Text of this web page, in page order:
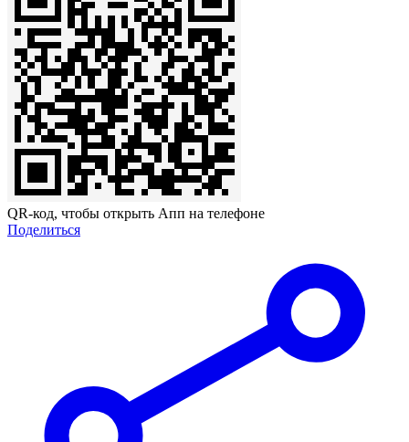
QR-код, чтобы открыть Апп на телефоне
Поделиться